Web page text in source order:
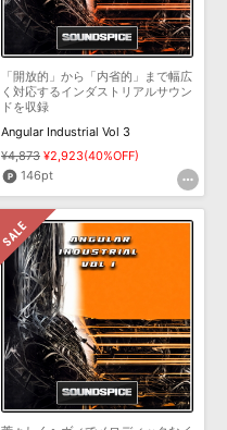
「開放的」から「内省的」まで幅広
く対応するインダストリアルサウン
ドを収録
Angular Industrial Vol 3
¥4,873 ¥2,923(40%OFF)
146pt